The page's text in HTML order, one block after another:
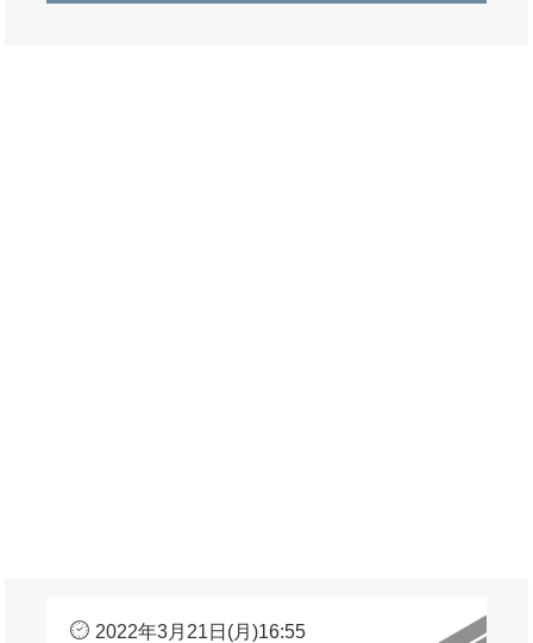
2022年3月21日(月)16:55